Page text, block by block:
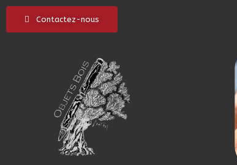
Contactez-nous